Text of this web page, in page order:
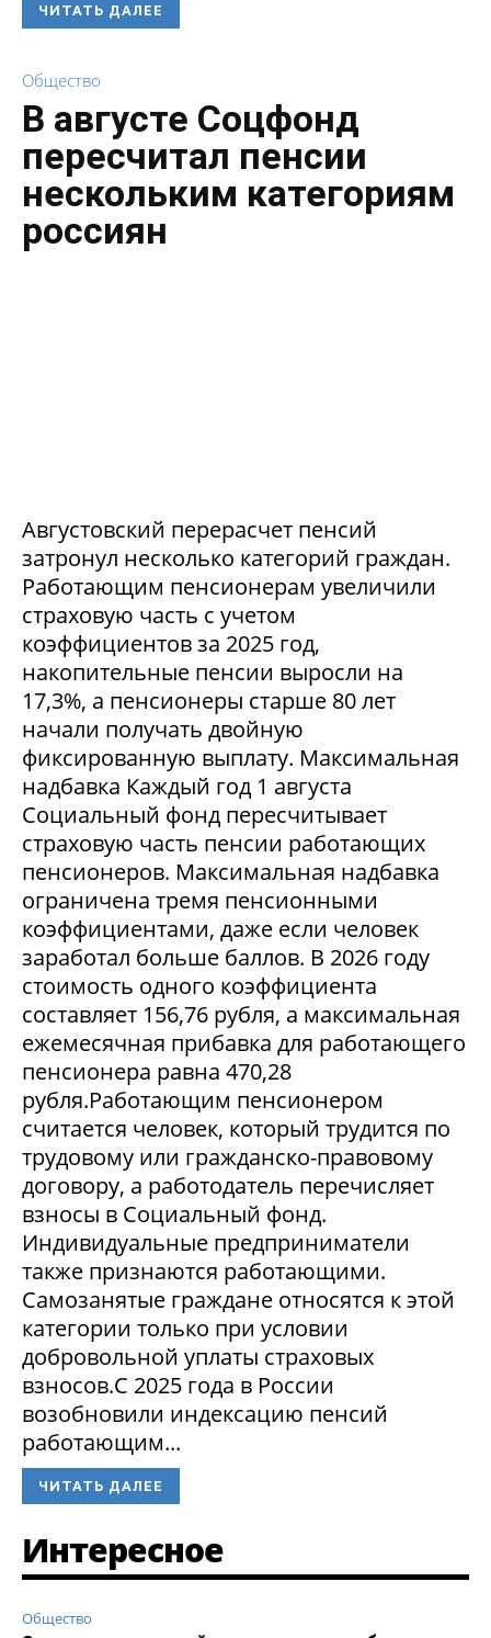
ЧИТАТЬ ДАЛЕЕ
Общество
В августе Соцфонд
пересчитал пенсии
нескольким категориям
россиян
Августовский перерасчет пенсий
затронул несколько категорий граждан.
Работающим пенсионерам увеличили
страховую часть с учетом
коэффициентов за 2025 год,
накопительные пенсии выросли на
17,3%, а пенсионеры старше 80 лет
начали получать двойную
фиксированную выплату. Максимальная
надбавка Каждый год 1 августа
Социальный фонд пересчитывает
страховую часть пенсии работающих
пенсионеров. Максимальная надбавка
ограничена тремя пенсионными
коэффициентами, даже если человек
заработал больше баллов. В 2026 году
стоимость одного коэффициента
составляет 156,76 рубля, а максимальная
ежемесячная прибавка для работающего
пенсионера равна 470,28
рубля.Работающим пенсионером
считается человек, который трудится по
трудовому или гражданско-правовому
договору, а работодатель перечисляет
взносы в Социальный фонд.
Индивидуальные предприниматели
также признаются работающими.
Самозанятые граждане относятся к этой
категории только при условии
добровольной уплаты страховых
взносов.С 2025 года в России
возобновили индексацию пенсий
работающим...
ЧИТАТЬ ДАЛЕЕ
Интересное
Общество